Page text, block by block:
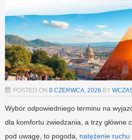
POSTED ON 8 CZERWCA, 2026 BY
Wybór odpowiedniego terminu na
dla komfortu zwiedzania, a trzy główne
pod uwagę, to pogoda, natężenie